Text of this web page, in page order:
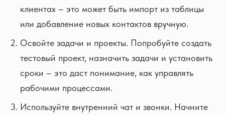
клиентах – это может быть импорт из таблицы
или добавление новых контактов вручную.
Освойте задачи и проекты. Попробуйте создать
тестовый проект, назначить задачи и установить
сроки – это даст понимание, как управлять
рабочими процессами.
Используйте внутренний чат и звонки. Начните